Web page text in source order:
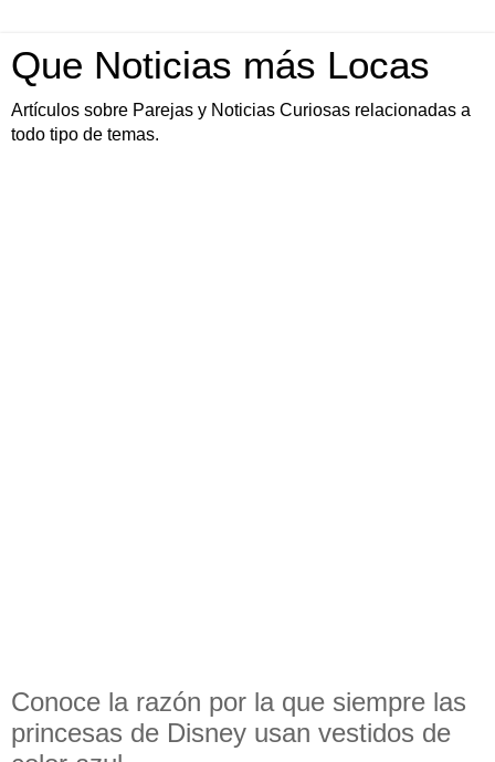
Que Noticias más Locas
Artículos sobre Parejas y Noticias Curiosas relacionadas a
todo tipo de temas.
Conoce la razón por la que siempre las
princesas de Disney usan vestidos de